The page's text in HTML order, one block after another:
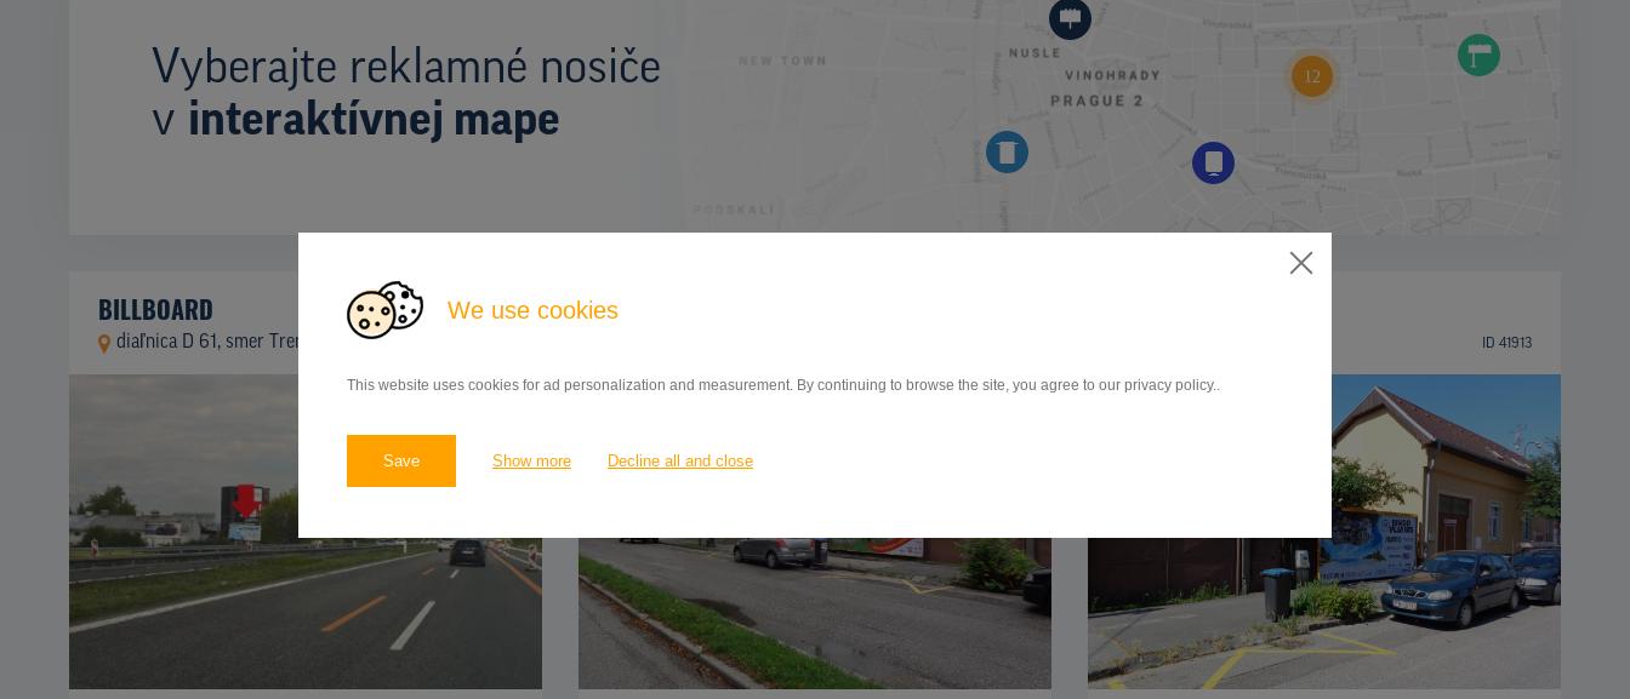
We use cookies
This website uses cookies for ad personalization and measurement. By continuing to browse the site, you agree to our privacy policy..
Save Show more Decline all and close
Vyberajte reklamné nosiče
v interaktívnej mape
BILLBOARD
diaľnica D 61, smer Trenčín, Ostrov-Bašovce
BILLBOARD
ID 41913